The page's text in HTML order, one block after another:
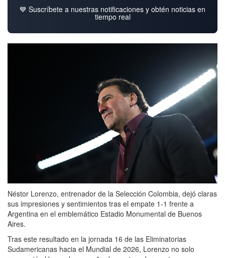
💙 Suscríbete a nuestras notificaciones y obtén noticias en
tiempo real
Néstor Lorenzo, entrenador de la Selección Colombia, dejó claras
sus impresiones y sentimientos tras el empate 1-1 frente a
Argentina en el emblemático Estadio Monumental de Buenos
Aires.
Tras este resultado en la jornada 16 de las Eliminatorias
Sudamericanas hacia el Mundial de 2026, Lorenzo no solo